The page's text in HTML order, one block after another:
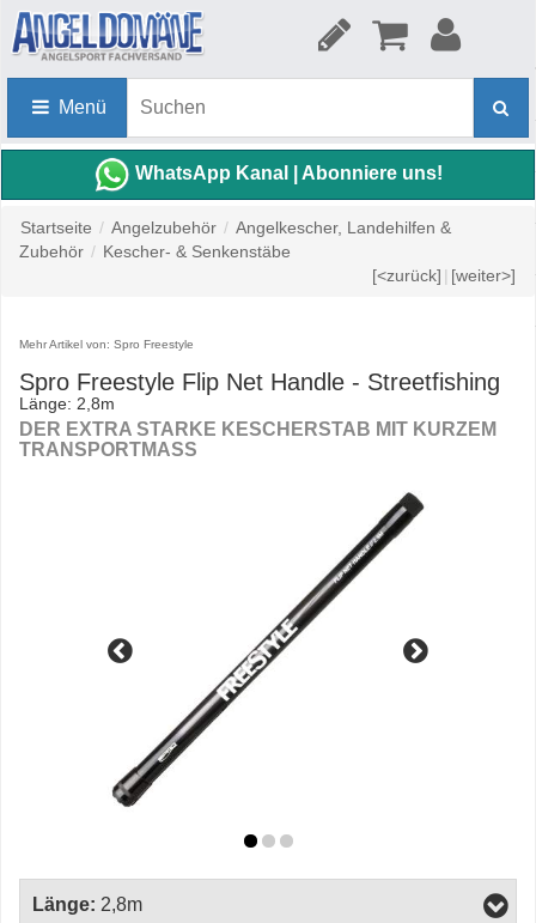
Menü
WhatsApp Kanal | Abonniere uns!
Startseite / Angelzubehör / Angelkescher, Landehilfen &
Zubehör / Kescher- & Senkenstäbe
[<zurück] | [weiter>]
Mehr Artikel von: Spro Freestyle
Spro Freestyle Flip Net Handle - Streetfishing
Länge: 2,8m
DER EXTRA STARKE KESCHERSTAB MIT KURZEM
TRANSPORTMASS
Länge: 2,8m